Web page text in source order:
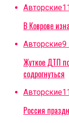
Авторские
В Коврове
Авторские9
Жуткое ДТП
содрогнуться
Авторские
Россия